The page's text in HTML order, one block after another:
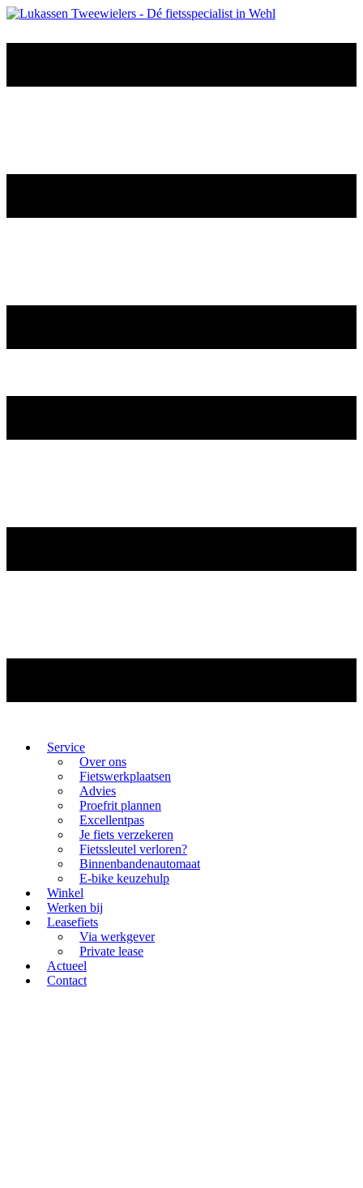
Service
Over ons
Fietswerkplaatsen
Advies
Proefrit plannen
Excellentpas
Je fiets verzekeren
Fietssleutel verloren?
Binnenbandenautomaat
E-bike keuzehulp
Winkel
Werken bij
Leasefiets
Via werkgever
Private lease
Actueel
Contact